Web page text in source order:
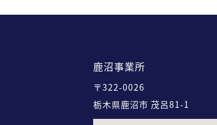
鹿沼事業所
〒322-0026
栃木県鹿沼市 茂呂81-1